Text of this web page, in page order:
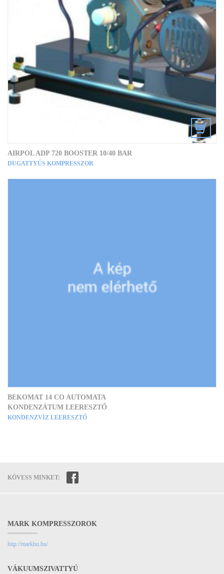
AIRPOL ADP 720 BOOSTER 10/40 BAR
DUGATTYÚS KOMPRESSZOR
BEKOMAT 14 CO AUTOMATA
KONDENZÁTUM LEERESZTŐ
KONDENZVÍZ LEERESZTŐ
KÖVESS MINKET:
MARK KOMPRESSZOROK
http://markhu.hu/
VÁKUUMSZIVATTYÚ